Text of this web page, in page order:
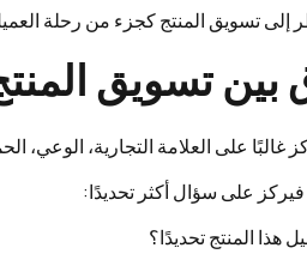
إلى تسويق المنتج كجزء من رحلة
بين تسويق
غالبًا على العلامة التجارية، الوعي،
فيركز على سؤال أكثر تحديدًا:
هذا المنتج تحديدًا؟